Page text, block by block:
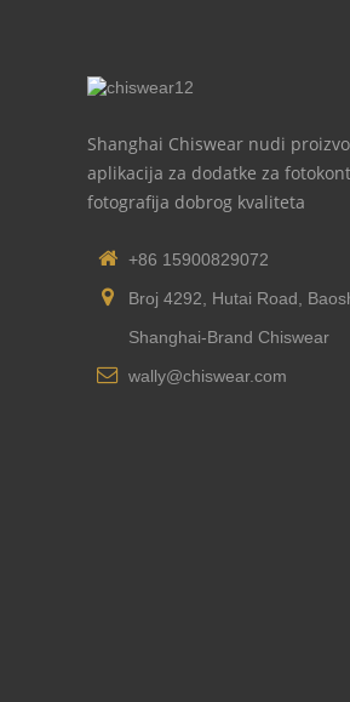
Shanghai Chiswear nudi
aplikacija za dodatke za
fotografija dobrog kvaliteta
+86 15900829072
Broj 4292, Hutai Road,
Shanghai-Brand Chiswear
wally@chiswear.com